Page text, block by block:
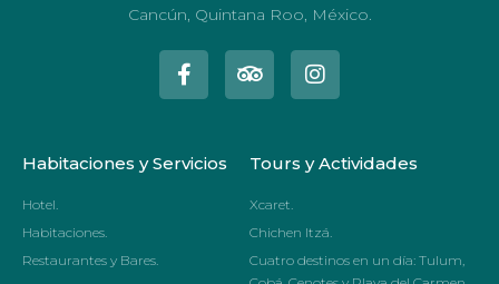
Cancún, Quintana Roo, México.
Habitaciones y Servicios
Hotel.
Habitaciones.
Restaurantes y Bares.
Tours y Actividades
Xcaret.
Chichen Itzá.
Cuatro destinos en un día: Tulum,